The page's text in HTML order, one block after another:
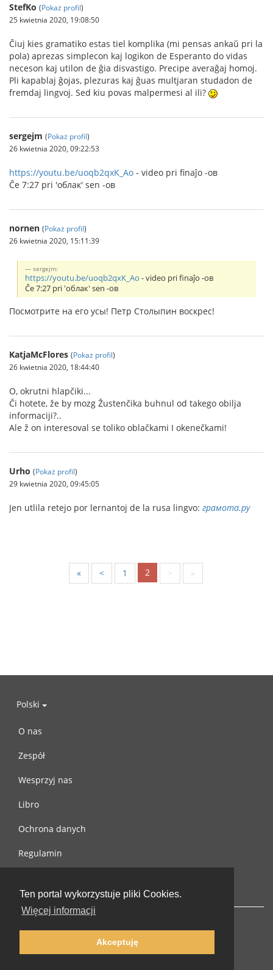
Ten portal wykorzystuje pliki Cookies.
Więcej informacji
Akceptuję
StefKo (Pokaż profil)
25 kwietnia 2020, 19:08:50
Ĉiuj kies gramatiko estas tiel komplika (mi pensas ankaŭ pri la
pola) aprezas simplecon kaj logikon de Esperanto do vidas
neceson kaj utilon de ĝia disvastigo. Precipe averaĝaj homoj.
Pli kapablaj ĝojas, plezuras kaj ĝuas multjaran studadon de
fremdaj lingvoj. Sed kiu povas malpermesi al ili?
sergejm (Pokaż profil)
26 kwietnia 2020, 09:22:53
https://youtu.be/uoqb2qxK_Ao - video pri finaĵo -ов
Ĉe 7:27 pri 'облак' sen -ов
nornen (Pokaż profil)
26 kwietnia 2020, 15:11:39
sergejm:
https://youtu.be/uoqb2qxK_Ao - video pri finaĵo -ов
Ĉe 7:27 pri 'облак' sen -ов
Посмотрите на его усы! Петр Столыпин воскрес!
KatjaMcFlores (Pokaż profil)
26 kwietnia 2020, 18:44:40
O, okrutni hlapčiki...
Či hotete, že by mozg Žustenčika buhnul od takego obilja
informaciji?..
Ale ž on interesoval se toliko oblačkami I okenečkami!
Urho (Pokaż profil)
29 kwietnia 2020, 09:45:05
Jen utlila retejo por lernantoj de la rusa lingvo: грамота.ру
« < 1 2 > »
Polski
O nas
Zespół
Wesprzyj nas
Libro
Ochrona danych
Regulamin
© 2002-2026 lernu.net |Impressum